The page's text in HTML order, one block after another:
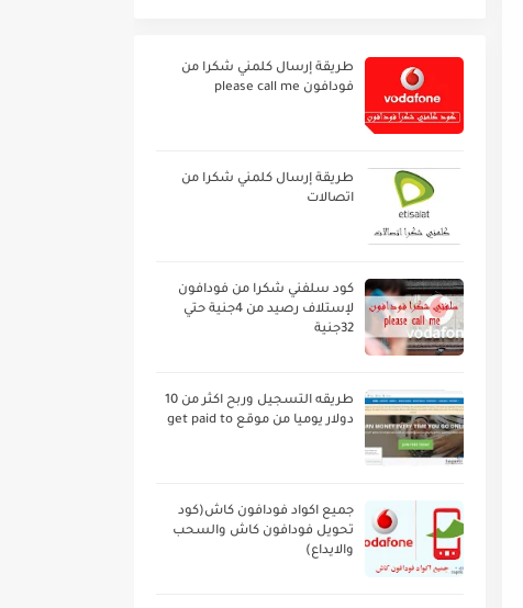
طريقة إرسال كلمني شكرا من
فودافون please call me
طريقة إرسال كلمني شكرا من
اتصالات
كود سلفني شكرا من فودافون
لإستلاف رصيد من 4جنية حتي
32جنية
طريقه التسجيل وربح اكثر من 10
دولار يوميا من موقع get paid to
جميع اكواد فودافون كاش(كود
تحويل فودافون كاش والسحب
والايداع)